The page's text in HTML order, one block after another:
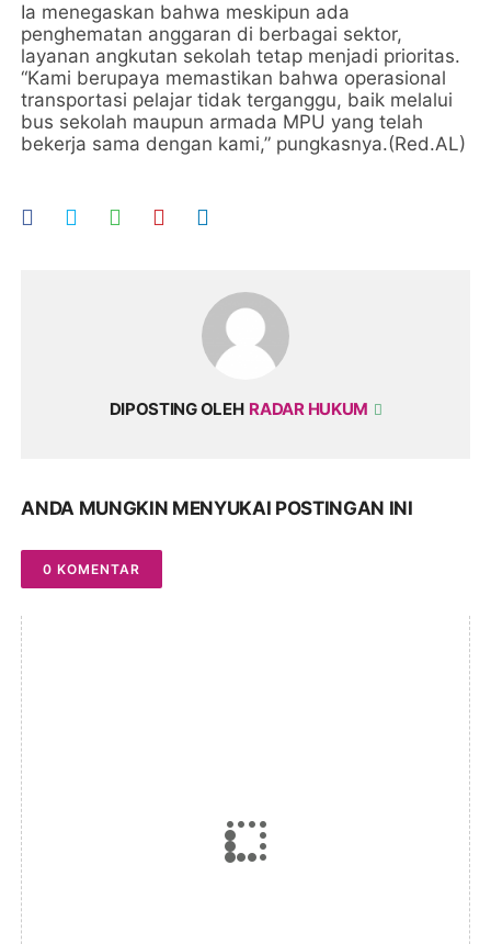
Ia menegaskan bahwa meskipun ada
penghematan anggaran di berbagai sektor,
layanan angkutan sekolah tetap menjadi prioritas.
“Kami berupaya memastikan bahwa operasional
transportasi pelajar tidak terganggu, baik melalui
bus sekolah maupun armada MPU yang telah
bekerja sama dengan kami,” pungkasnya.(Red.AL)
DIPOSTING OLEH RADAR HUKUM
ANDA MUNGKIN MENYUKAI POSTINGAN INI
0 KOMENTAR